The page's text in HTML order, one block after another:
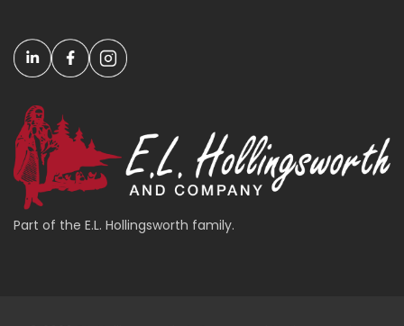
Part of the E.L. Hollingsworth family.